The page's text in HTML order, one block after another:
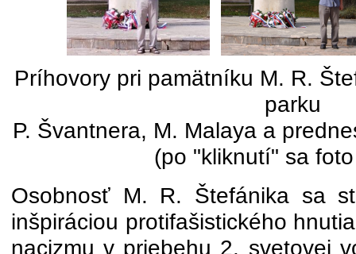
Príhovory pri pamätníku M. R.
parku
P. Švantnera, M. Malaya a
(po "kliknutí" sa
Osobnosť M. R. Štefánika sa
inšpiráciou protifašistického
nacizmu v priebehu 2. svetovej